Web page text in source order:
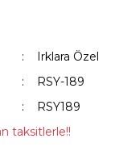
Irklara Özel
RSY-189
RSY189
taksitlerle!!